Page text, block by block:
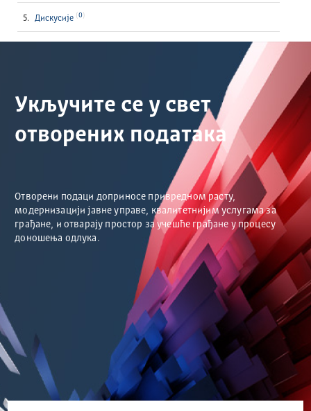
Дискусије 0
Укључите се у свет
отворених података
Отворени подаци доприносе привредном расту,
модернизацији јавне управе, квалитетнијим услугама за
грађане, и отварају простор за учешће грађане у процесу
доношења одлука.